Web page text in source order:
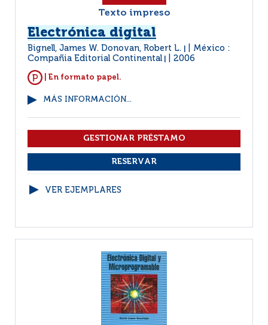
Texto impreso
Electrónica digital
Bignell, James W. Donovan, Robert L.
México :
Compañia Editorial Continental
2006
| En formato papel.
MÁS INFORMACIÓN...
VER EJEMPLARES